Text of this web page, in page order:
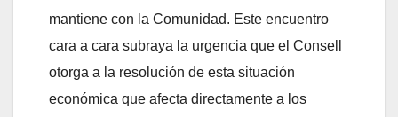
mantiene con la Comunidad. Este encuentro
cara a cara subraya la urgencia que el Consell
otorga a la resolución de esta situación
económica que afecta directamente a los